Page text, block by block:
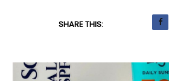
SHARE THIS: